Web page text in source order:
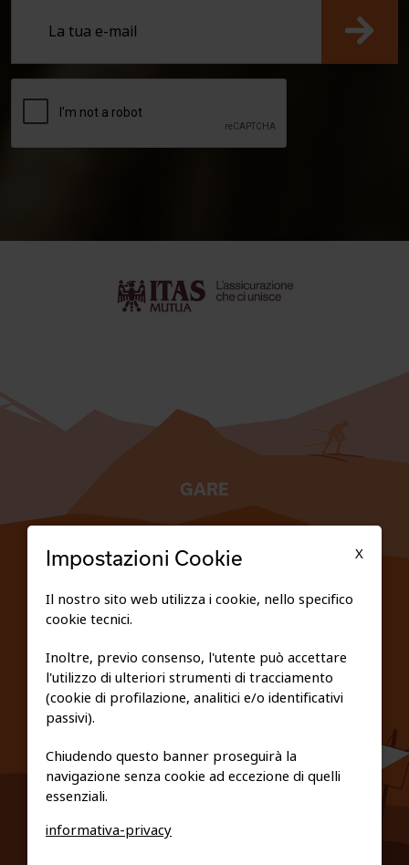
GARE
PRIVACY E COOKIE POLICY
X
Impostazioni Cookie
Il nostro sito web utilizza i cookie, nello specifico
cookie tecnici.
Inoltre, previo consenso, l'utente può accettare
l'utilizzo di ulteriori strumenti di tracciamento
(cookie di profilazione, analitici e/o identificativi
passivi).
Chiudendo questo banner proseguirà la
navigazione senza cookie ad eccezione di quelli
essenziali.
informativa-privacy